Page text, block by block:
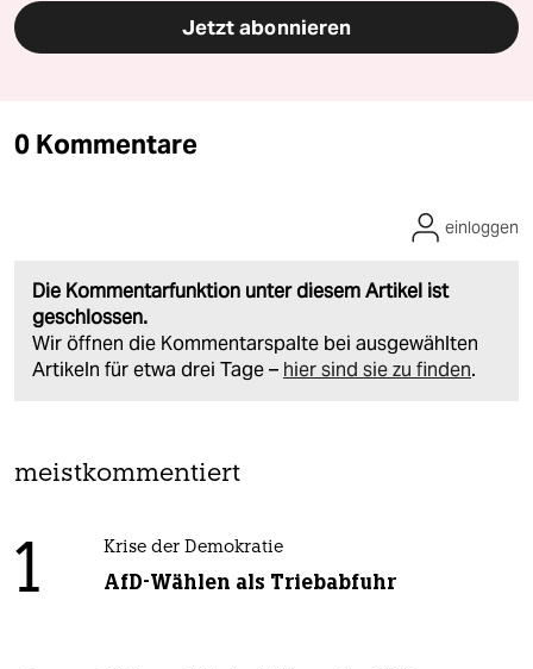
Jetzt abonnieren
0 Kommentare
Die Kommentarfunktion unter diesem Artikel ist
geschlossen.
Wir öffnen die Kommentarspalte bei ausgewählten
Artikeln für etwa drei Tage – hier sind sie zu finden.
einloggen
meistkommentiert
1 Krise der Demokratie
AfD-Wählen als Triebabfuhr